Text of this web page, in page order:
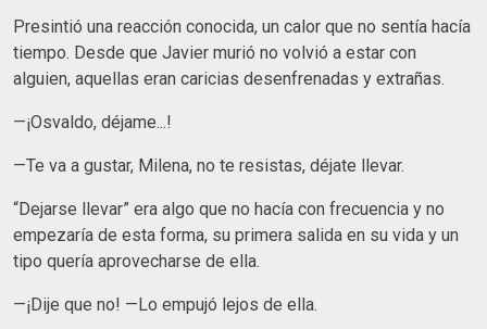
Presintió una reacción conocida, un calor que no sentía hacía
tiempo. Desde que Javier murió no volvió a estar con
alguien, aquellas eran caricias desenfrenadas y extrañas.
—¡Osvaldo, déjame...!
—Te va a gustar, Milena, no te resistas, déjate llevar.
“Dejarse llevar” era algo que no hacía con frecuencia y no
empezaría de esta forma, su primera salida en su vida y un
tipo quería aprovecharse de ella.
—¡Dije que no! —Lo empujó lejos de ella.